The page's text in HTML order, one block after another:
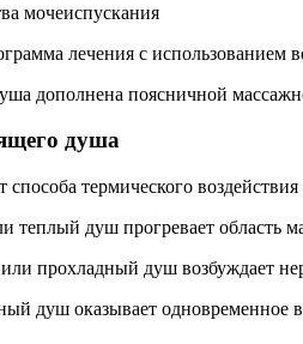
мочеиспускания
лечения с использованием
дополнена поясничной
душа
способа термического
теплый душ прогревает область
прохладный душ возбуждает
душ оказывает одновременное